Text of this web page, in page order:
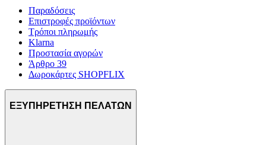
Παραδόσεις
Επιστροφές προϊόντων
Τρόποι πληρωμής
Klarna
Προστασία αγορών
Άρθρο 39
Δωροκάρτες SHOPFLIX
ΕΞΥΠΗΡΕΤΗΣΗ ΠΕΛΑΤΩΝ